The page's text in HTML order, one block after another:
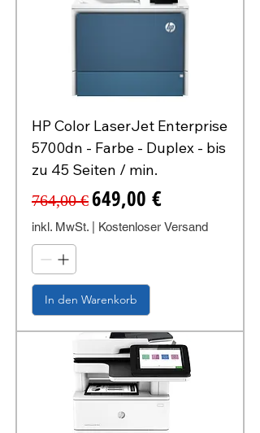
HP Color LaserJet Enterprise
5700dn - Farbe - Duplex - bis
zu 45 Seiten / min.
Standardpreis
764,00 € Sale-Preis
649,00 €
inkl. MwSt. Kostenloser Versand
In den Warenkorb